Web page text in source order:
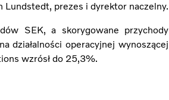
prezes i dyrektor naczelny.
SEK, a skorygowane przychody
działalności operacyjnej wynoszącej
wzrósł do 25,3%.